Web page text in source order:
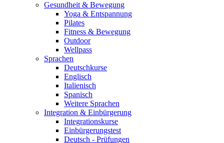
Gesundheit & Bewegung
Yoga & Entspannung
Pilates
Fitness & Bewegung
Outdoor
Wellpass
Sprachen
Deutschkurse
Englisch
Italienisch
Spanisch
Weitere Sprachen
Integration & Einbürgerung
Integrationskurse
Einbürgerungstest
Deutsch - Prüfungen